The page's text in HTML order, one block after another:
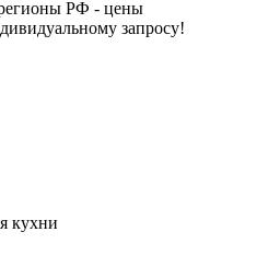
регионы РФ - цены
запросу!
кухни